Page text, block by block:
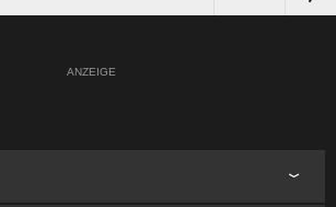
ANZEIGE